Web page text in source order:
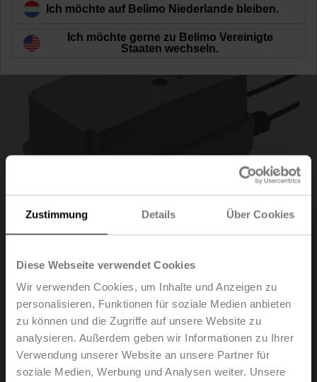
Zustimmung Details Über Cookies
Diese Webseite verwendet Cookies
Wir verwenden Cookies, um Inhalte und Anzeigen zu
personalisieren, Funktionen für soziale Medien anbieten
zu können und die Zugriffe auf unsere Website zu
analysieren. Außerdem geben wir Informationen zu Ihrer
Verwendung unserer Website an unsere Partner für
soziale Medien, Werbung und Analysen weiter. Unsere
SM230P-S
Drehantrieb (RobustLine), 20 Nm, AC 100...240 V,
Auf/Zu, 3-Punkt, 150 s, 1x SPDT, IP66/67
Ich möchte auf Belimo Niederlande bleiben.
Ich möchte gerne zu Belimo Vereinigte
Staaten wechseln.